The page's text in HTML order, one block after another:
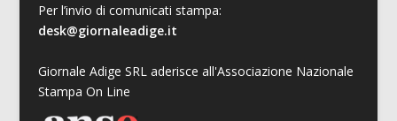
Per l’invio di comunicati stampa:
desk@giornaleadige.it
Giornale Adige SRL aderisce all'Associazione Nazionale
Stampa On Line